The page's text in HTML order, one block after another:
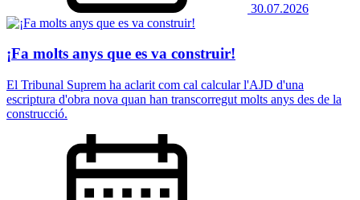
30.07.2026
¡Fa molts anys que es va construir!
El Tribunal Suprem ha aclarit com cal calcular l'AJD d'una
escriptura d'obra nova quan han transcorregut molts anys des de la
construcció.